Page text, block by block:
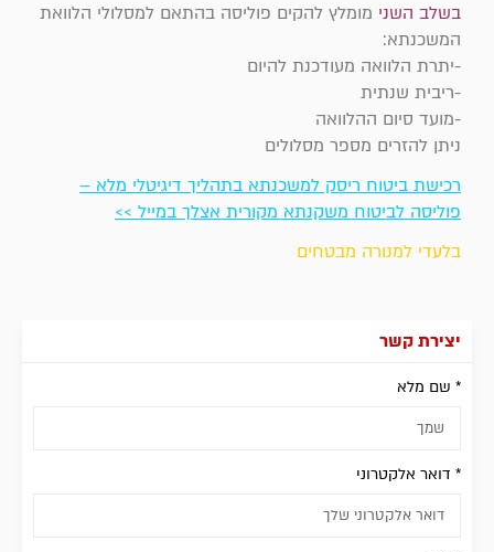
בשלב השני מומלץ להקים פוליסה בהתאם למסלולי הלוואת
המשכנתא:
-יתרת הלוואה מעודכנת להיום
-ריבית שנתית
-מועד סיום ההלוואה
ניתן להזרים מספר מסלולים
רכישת ביטוח ריסק למשכנתא בתהליך דיגיטלי מלא –
פוליסה לביטוח משקנתא מקורית אצלך במייל >>
בלעדי למנורה מבטחים
יצירת קשר
* שם מלא
* דואר אלקטרוני